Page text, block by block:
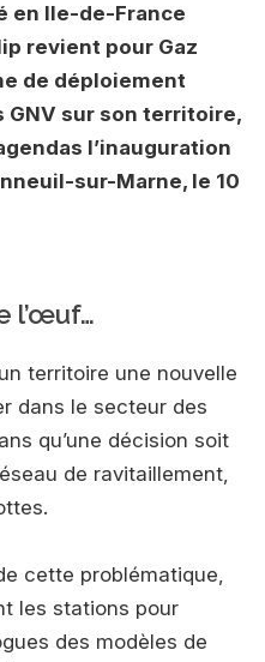
en Ile-de-France
revient pour Gaz
de déploiement
GNV sur son territoire,
l’inauguration
sur-Marne, le 10
l’œuf…
territoire une nouvelle
dans le secteur des
qu’une décision soit
de ravitaillement,
cette problématique,
les stations pour
des modèles de